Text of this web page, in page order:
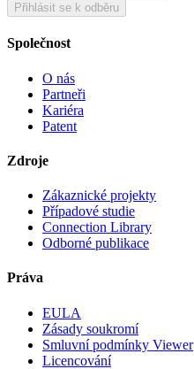
Přihlásit se k odběru
Společnost
O nás
Partneři
Kariéra
Patent
Zdroje
Zákaznické projekty
Případové studie
Connection Library
Odborné publikace
Práva
EULA
Zásady soukromí
Smluvní podmínky Viewer
Licencování